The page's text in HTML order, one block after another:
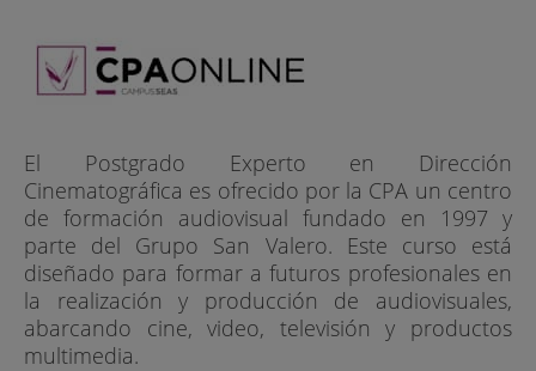
El Postgrado Experto en Dirección
Cinematográfica es ofrecido por la CPA un centro
de formación audiovisual fundado en 1997 y
parte del Grupo San Valero. Este curso está
diseñado para formar a futuros profesionales en
la realización y producción de audiovisuales,
abarcando cine, video, televisión y productos
multimedia.